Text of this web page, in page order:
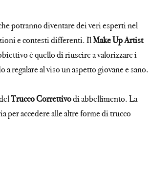
potranno diventare dei veri esperti nel
e contesti differenti. IlMake Up Artist
è quello di riuscire a valorizzare i
regalare al viso un aspetto giovane e sano.
Trucco Correttivodi abbellimento. La
per accedere alle altre forme di trucco